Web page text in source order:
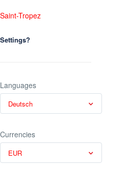
Saint-Tropez
Settings?
Languages
Deutsch
Currencies
EUR